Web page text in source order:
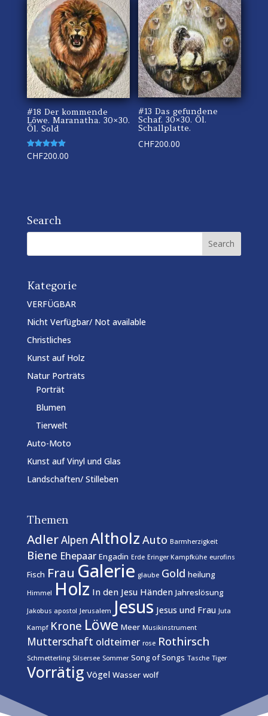
#18 Der kommende
Löwe. Maranatha. 30×30.
Öl. Sold
Rated
5.00
CHF200.00
#13 Das gefundene
Schaf. 30×30. Öl.
Schallplatte.
CHF200.00
Search
Kategorie
VERFÜGBAR
Nicht Verfügbar/ Not available
Christliches
Kunst auf Holz
Natur Porträts
Porträt
Blumen
Tierwelt
Auto-Moto
Kunst auf Vinyl und Glas
Landschaften/ Stilleben
Themen
AdlerAlpen Altholz Auto Barmherzigkeit
Biene Ehepaar Engadin Erde Eringer Kampfkühe eurofins
Fisch Frau Galerie glaube Gold heilung
Himmel Holz In den Jesu Händen Jahreslösung
Jakobus apostol Jerusalem Jesus Jesus und Frau Juta
Kampf Krone Löwe Meer Musikinstrument
Mutterschaft oldteimer rose Rothirsch
Schmetterling Silsersee Sommer Song of Songs Tasche Tiger
Vorrätig Vögel Wasser wolf